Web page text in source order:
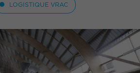
Espace Presse
Contact
LOGISTIQUE VRAC